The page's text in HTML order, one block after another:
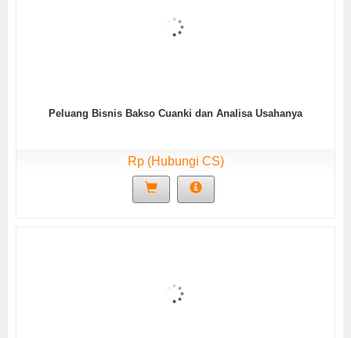
Peluang Bisnis Bakso Cuanki dan Analisa Usahanya
Rp (Hubungi CS)